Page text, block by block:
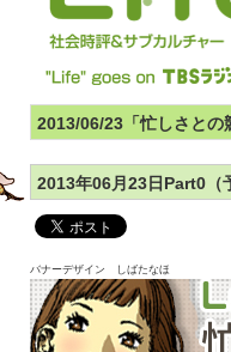
2013/06/23「忙しさとの
2013年06月23日Part0（
バナーデザイン しばたなほ